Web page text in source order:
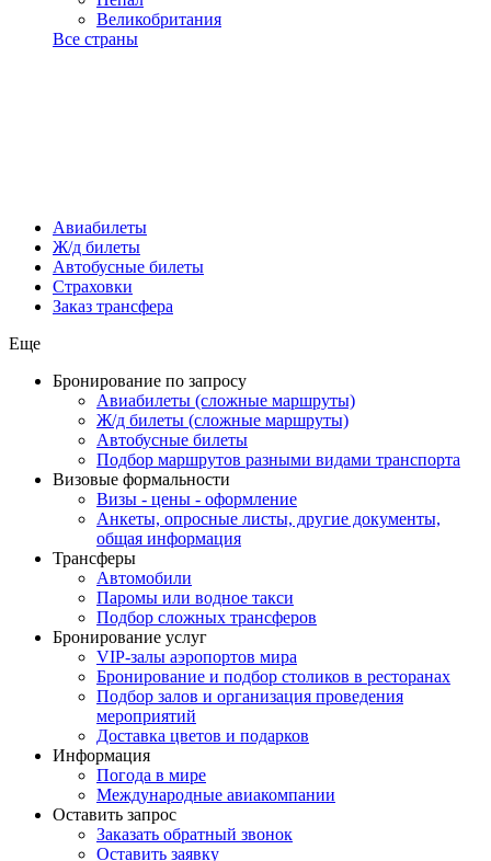
Великобритания
Все страны
Авиабилеты
Ж/д билеты
Автобусные билеты
Страховки
Заказ трансфера
Еще
Бронирование по запросу
Авиабилеты (сложные маршруты)
Ж/д билеты (сложные маршруты)
Автобусные билеты
Подбор маршрутов разными видами транспорта
Визовые формальности
Визы - цены - оформление
Анкеты, опросные листы, другие документы,
общая информация
Трансферы
Автомобили
Паромы или водное такси
Подбор сложных трансферов
Бронирование услуг
VIP-залы аэропортов мира
Бронирование и подбор столиков в ресторанах
Подбор залов и организация проведения
мероприятий
Доставка цветов и подарков
Информация
Погода в мире
Международные авиакомпании
Оставить запрос
Заказать обратный звонок
Оставить заявку